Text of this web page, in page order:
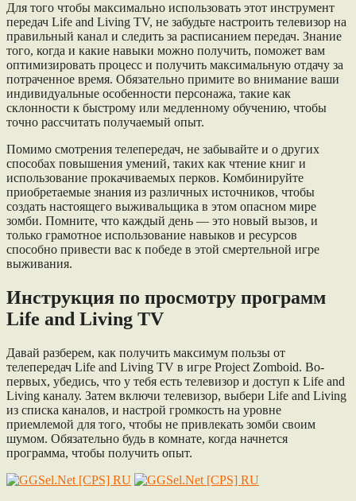
Для того чтобы максимально использовать этот инструмент
передач Life and Living TV, не забудьте настроить телевизор на
правильный канал и следить за расписанием передач. Знание
того, когда и какие навыки можно получить, поможет вам
оптимизировать процесс и получить максимальную отдачу за
потраченное время. Обязательно примите во внимание ваши
индивидуальные особенности персонажа, такие как
склонности к быстрому или медленному обучению, чтобы
точно рассчитать получаемый опыт.
Помимо смотрения телепередач, не забывайте и о других
способах повышения умений, таких как чтение книг и
использование прокачиваемых перков. Комбинируйте
приобретаемые знания из различных источников, чтобы
создать настоящего выживальщика в этом опасном мире
зомби. Помните, что каждый день — это новый вызов, и
только грамотное использование навыков и ресурсов
способно привести вас к победе в этой смертельной игре
выживания.
Инструкция по просмотру программ
Life and Living TV
Давай разберем, как получить максимум пользы от
телепередач Life and Living TV в игре Project Zomboid. Во-
первых, убедись, что у тебя есть телевизор и доступ к Life and
Living каналу. Затем включи телевизор, выбери Life and Living
из списка каналов, и настрой громкость на уровне
приемлемой для того, чтобы не привлекать зомби своим
шумом. Обязательно будь в комнате, когда начнется
программа, чтобы получить опыт.